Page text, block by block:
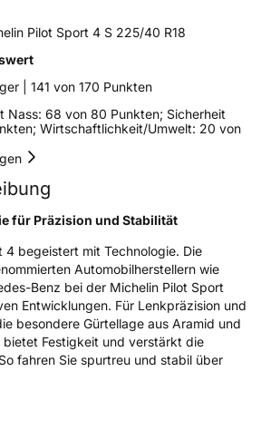
N0
B
/ Alpine-Symbol
Pilot Sport 4 S 225/40 R18
| 141 von 170 Punkten
Nass: 68 von 80 Punkten; Sicherheit
Wirtschaftlichkeit/Umwelt: 20 von
für Präzision und Stabilität
4 begeistert mit Technologie. Die
Automobilherstellern wie
Benz bei der Michelin Pilot Sport
Entwicklungen. Für Lenkpräzision und
besondere Gürtellage aus Aramid und
bietet Festigkeit und verstärkt die
fahren Sie spurtreu und stabil über